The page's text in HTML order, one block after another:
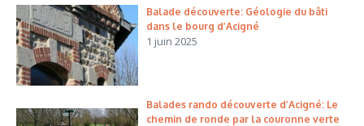
Balade découverte: Géologie du bâti
dans le bourg d’Acigné
1 juin 2025
Balades rando découverte d’Acigné: Le
chemin de ronde par la couronne verte